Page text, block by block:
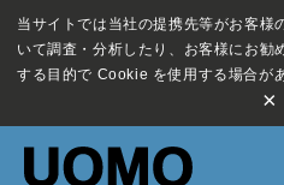
当サイトでは当社の提携先等がお客様
いて調査・分析したり、お客様にお勧
する目的で Cookie を使用する場合が
×